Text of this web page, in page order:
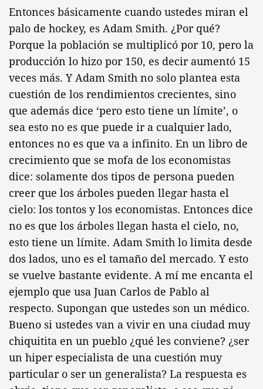
Entonces básicamente cuando ustedes miran el
palo de hockey, es Adam Smith. ¿Por qué?
Porque la población se multiplicó por 10, pero la
producción lo hizo por 150, es decir aumentó 15
veces más. Y Adam Smith no solo plantea esta
cuestión de los rendimientos crecientes, sino
que además dice ‘pero esto tiene un límite’, o
sea esto no es que puede ir a cualquier lado,
entonces no es que va a infinito. En un libro de
crecimiento que se mofa de los economistas
dice: solamente dos tipos de persona pueden
creer que los árboles pueden llegar hasta el
cielo: los tontos y los economistas. Entonces dice
no es que los árboles llegan hasta el cielo, no,
esto tiene un límite. Adam Smith lo limita desde
dos lados, uno es el tamaño del mercado. Y esto
se vuelve bastante evidente. A mí me encanta el
ejemplo que usa Juan Carlos de Pablo al
respecto. Supongan que ustedes son un médico.
Bueno si ustedes van a vivir en una ciudad muy
chiquitita en un pueblo ¿qué les conviene? ¿ser
un hiper especialista de una cuestión muy
particular o ser un generalista? La respuesta es